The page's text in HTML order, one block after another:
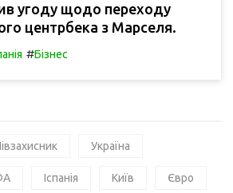
угоду щодо переходу
центрбека з Марселя.
#Бізнес
Україна
Іспанія Київ Євро